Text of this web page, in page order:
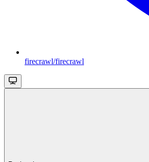
firecrawl/firecrawl